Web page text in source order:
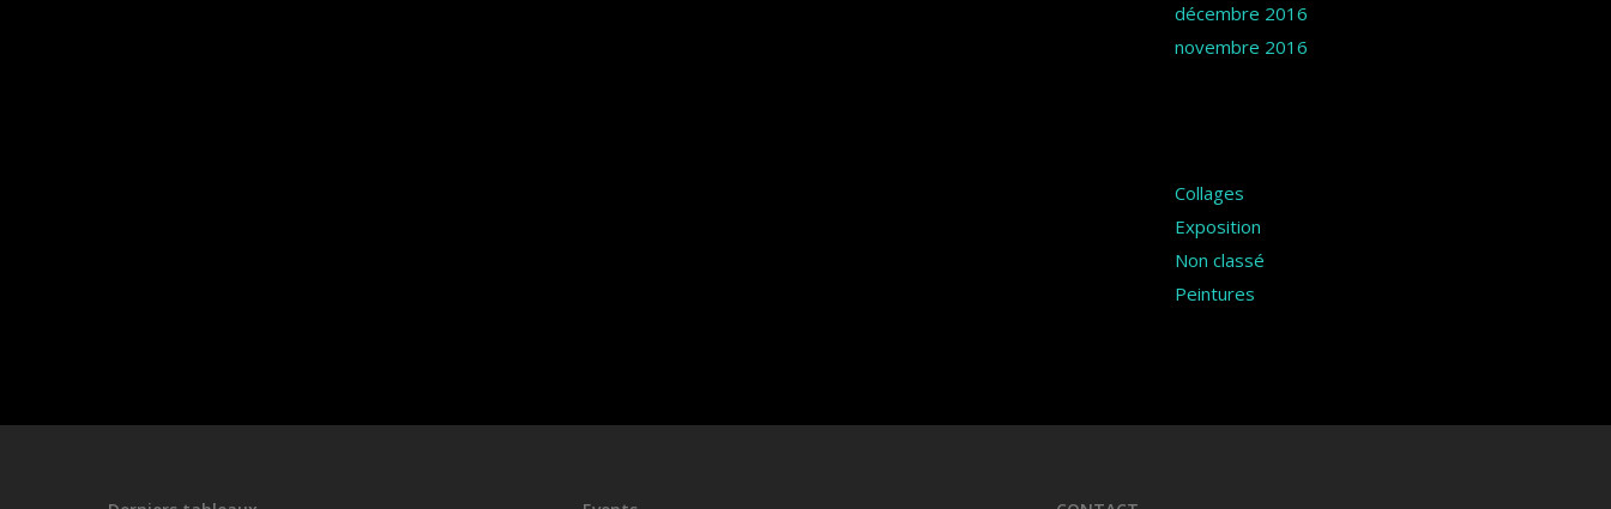
décembre 2016
novembre 2016
Collages
Exposition
Non classé
Peintures